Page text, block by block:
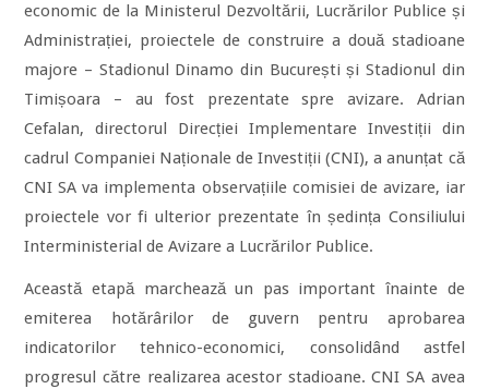
economic de la Ministerul Dezvoltării, Lucrărilor Publice și
Administrației, proiectele de construire a două stadioane
majore – Stadionul Dinamo din București și Stadionul din
Timișoara – au fost prezentate spre avizare. Adrian
Cefalan, directorul Direcției Implementare Investiții din
cadrul Companiei Naționale de Investiții (CNI), a anunțat că
CNI SA va implementa observațiile comisiei de avizare, iar
proiectele vor fi ulterior prezentate în ședința Consiliului
Interministerial de Avizare a Lucrărilor Publice.
Această etapă marchează un pas important înainte de
emiterea hotărârilor de guvern pentru aprobarea
indicatorilor tehnico-economici, consolidând astfel
progresul către realizarea acestor stadioane. CNI SA avea